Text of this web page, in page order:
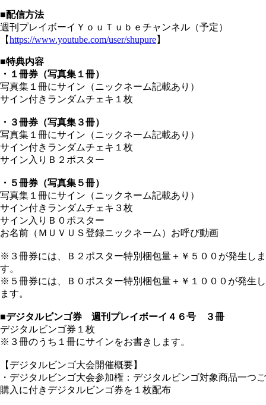
■配信方法
週刊プレイボーイＹｏｕＴｕｂｅチャンネル（予定）
【https://www.youtube.com/user/shupure】
■特典内容
・１冊券（写真集１冊）
写真集１冊にサイン（ニックネーム記載あり）
サイン付きランダムチェキ１枚
・３冊券（写真集３冊）
写真集１冊にサイン（ニックネーム記載あり）
サイン付きランダムチェキ１枚
サイン入りＢ２ポスター
・５冊券（写真集５冊）
写真集１冊にサイン（ニックネーム記載あり）
サイン付きランダムチェキ３枚
サイン入りＢ０ポスター
お名前（ＭＵＶＵＳ登録ニックネーム）お呼び動画
※３冊券には、Ｂ２ポスター特別梱包量＋￥５００が発生しま
す。
※５冊券には、Ｂ０ポスター特別梱包量＋￥１０００が発生し
ます。
■デジタルビンゴ券 週刊プレイボーイ４６号 ３冊
デジタルビンゴ券１枚
※３冊のうち１冊にサインをお書きします。
【デジタルビンゴ大会開催概要】
・デジタルビンゴ大会参加権：デジタルビンゴ対象商品一つご
購入に付きデジタルビンゴ券を１枚配布